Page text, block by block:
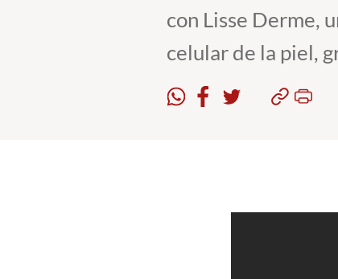
con Lisse Derme,
celular de la piel,